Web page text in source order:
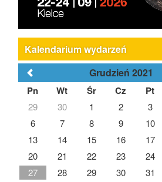
Kalendarium wydarzeń
Grudzień 2021
Pn Wt Śr Cz Pt
29 30 1 2 3
6
7 8 9 10
13
14 15 16 17
20
21 22 23 24
27
28 29 30 31